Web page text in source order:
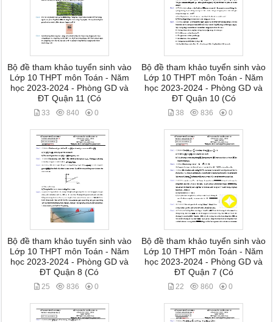
Bộ đề tham khảo tuyển sinh vào
Lớp 10 THPT môn Toán - Năm
học 2023-2024 - Phòng GD và
ĐT Quận 11 (Có
33 840 0
Bộ đề tham khảo tuyển sinh vào
Lớp 10 THPT môn Toán - Năm
học 2023-2024 - Phòng GD và
ĐT Quận 10 (Có
38 836 0
Bộ đề tham khảo tuyển sinh vào
Lớp 10 THPT môn Toán - Năm
học 2023-2024 - Phòng GD và
ĐT Quận 8 (Có
25 836 0
Bộ đề tham khảo tuyển sinh vào
Lớp 10 THPT môn Toán - Năm
học 2023-2024 - Phòng GD và
ĐT Quận 7 (Có
22 860 0